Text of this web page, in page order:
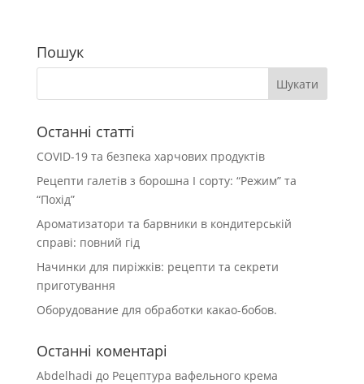
Пошук
Останні статті
COVID-19 та безпека харчових продуктів
Рецепти галетів з борошна І сорту: “Режим” та
“Похід”
Ароматизатори та барвники в кондитерській
справі: повний гід
Начинки для пиріжків: рецепти та секрети
приготування
Оборудование для обработки какао-бобов.
Останні коментарі
Abdelhadi до Рецептура вафельного крема